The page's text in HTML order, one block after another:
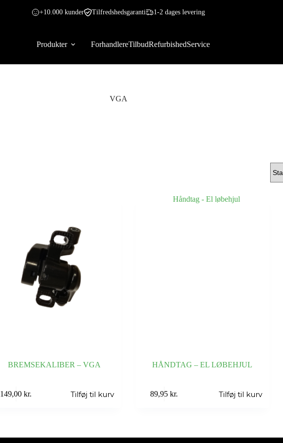
+10.000 kunder Tilfredshedsgaranti 1-2 dages levering
Produkter ForhandlereTilbudRefurbishedService
VGA
BREMSEKALIBER – VGA
149,00kr. Tilføj til kurv
HÅNDTAG – EL LØBEHJUL
89,95kr. Tilføj til kurv